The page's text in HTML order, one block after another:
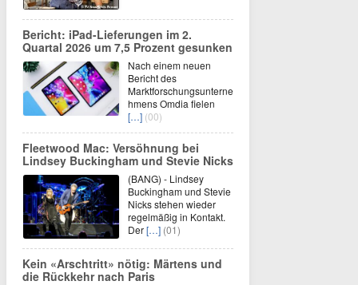
Bericht: iPad-Lieferungen im 2.
Quartal 2026 um 7,5 Prozent gesunken
Nach einem neuen
Bericht des
Marktforschungsunterne
hmens Omdia fielen
[…] (00)
Fleetwood Mac: Versöhnung bei
Lindsey Buckingham und Stevie Nicks
(BANG) - Lindsey
Buckingham und Stevie
Nicks stehen wieder
regelmäßig in Kontakt.
Der[…] (01)
Kein «Arschtritt» nötig: Märtens und
die Rückkehr nach Paris